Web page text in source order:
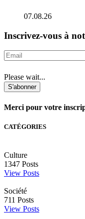
07.08.26
Inscrivez-vous à
Please wait...
S'abonner
Merci pour votre
CATÉGORIES
Culture
1347 Posts
View Posts
Société
711 Posts
View Posts